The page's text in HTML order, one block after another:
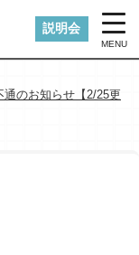
MENU
説明会
のお知らせ【2/25更